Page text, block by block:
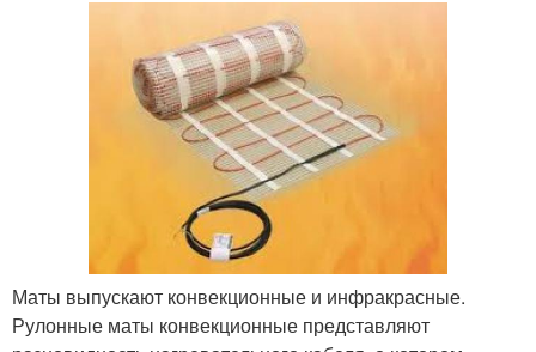
Маты выпускают конвекционные и инфракрасные.
Рулонные маты конвекционные представляют